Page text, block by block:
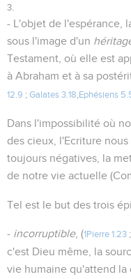
3
- L'objet de l'espérance,
sous l'image d'un
Testament, où elle est
à Abraham et à sa
12.9 ; Galates 3.18 Ephésiens
Dans l'impossibilité où
des cieux, l'Ecriture
toujours négatives, la
de notre vie actuelle
Tel est le but des trois
- incorruptible, (1Pierre 1.23 ;
c'est Dieu même, la
vie humaine qu'attend la